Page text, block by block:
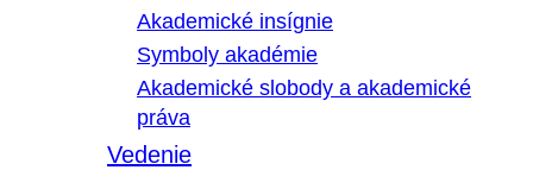
Akademické insígnie
Symboly akadémie
Akademické slobody a akademické
práva
Vedenie